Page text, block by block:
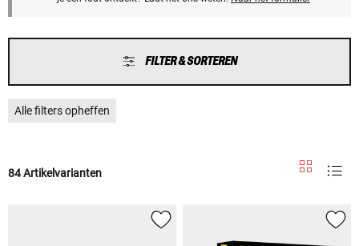
FILTER & SORTEREN
Alle filters opheffen
84 Artikelvarianten